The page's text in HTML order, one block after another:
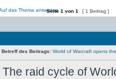
Seite 1 von 1 [ 1 Beitrag ]
Betreff des Beitrags: World of Warcraft opens
The raid cycle of